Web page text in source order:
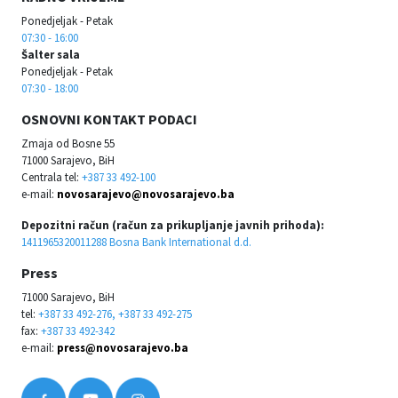
Ponedjeljak - Petak
07:30 - 16:00
Šalter sala
Ponedjeljak - Petak
07:30 - 18:00
OSNOVNI KONTAKT PODACI
Zmaja od Bosne 55
71000 Sarajevo, BiH
Centrala tel: +387 33 492-100
e-mail: novosarajevo@novosarajevo.ba
Depozitni račun (račun za prikupljanje javnih prihoda):
1411965320011288 Bosna Bank International d.d.
Press
71000 Sarajevo, BiH
tel: +387 33 492-276, +387 33 492-275
fax: +387 33 492-342
e-mail: press@novosarajevo.ba